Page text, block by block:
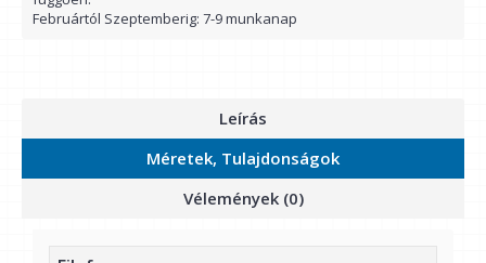
Februártól Szeptemberig: 7-9 munkanap
Leírás
Méretek, Tulajdonságok
Vélemények (0)